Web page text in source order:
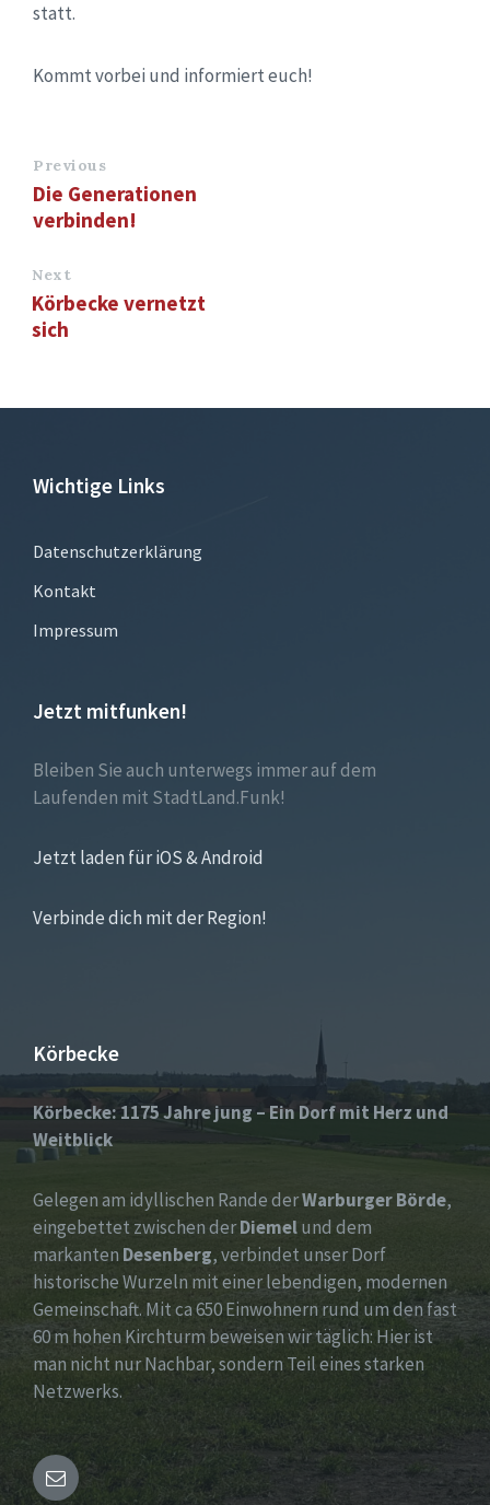
statt.
Kommt vorbei und informiert euch!
Previous
Die Generationen
verbinden!
Next
Körbecke vernetzt
sich
Wichtige Links
Datenschutzerklärung
Kontakt
Impressum
Jetzt mitfunken!
Bleiben Sie auch unterwegs immer auf dem
Laufenden mit StadtLand.Funk!
Jetzt laden für iOS & Android
Verbinde dich mit der Region!
Körbecke
Körbecke: 1175 Jahre jung – Ein Dorf mit Herz und
Weitblick
Gelegen am idyllischen Rande derWarburger Börde,
eingebettet zwischen derDiemelund dem
markanten Desenberg, verbindet unser Dorf
historische Wurzeln mit einer lebendigen, modernen
Gemeinschaft. Mit ca 650 Einwohnern rund um den fast
60 m hohen Kirchturm beweisen wir täglich: Hier ist
man nicht nur Nachbar, sondern Teil eines starken
Netzwerks.
Email